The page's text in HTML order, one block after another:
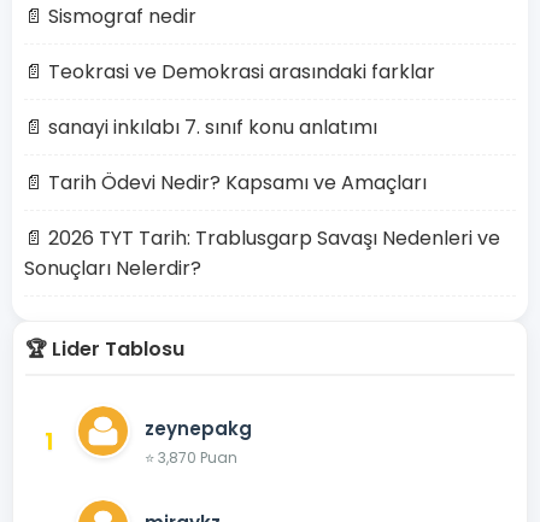
📄 Sismograf nedir
📄 Teokrasi ve Demokrasi arasındaki farklar
📄 sanayi inkılabı 7. sınıf konu anlatımı
📄 Tarih Ödevi Nedir? Kapsamı ve Amaçları
📄 2026 TYT Tarih: Trablusgarp Savaşı Nedenleri ve
Sonuçları Nelerdir?
🏆 Lider Tablosu
1 zeynepakg
⭐ 3,870 Puan